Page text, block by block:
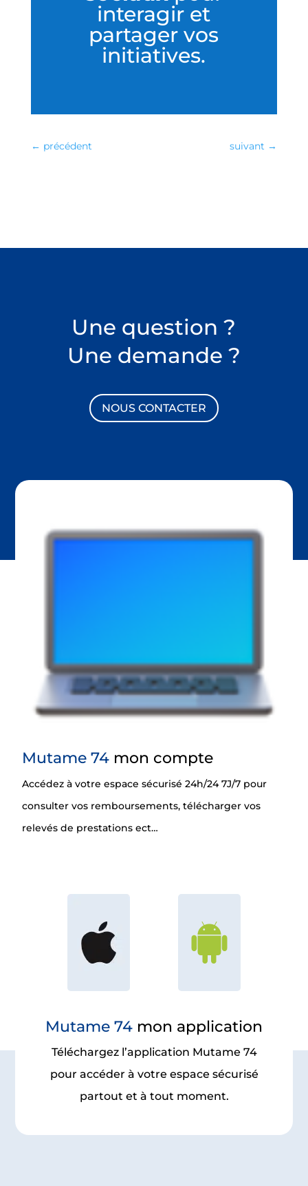
interagir et
partager vos
initiatives.
← précédent suivant →
Une question ?
Une demande ?
NOUS CONTACTER
Mutame 74 mon compte
Accédez à votre espace sécurisé 24h/24 7J/7 pour
consulter vos remboursements, télécharger vos
relevés de prestations ect…
Mutame 74 mon application
Téléchargez l’application Mutame 74
pour accéder à votre espace sécurisé
partout et à tout moment.